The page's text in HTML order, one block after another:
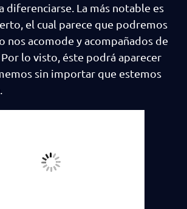
diferenciarse. La más notable es
el cual parece que podremos
nos acomode y acompañados de
lo visto, éste podrá aparecer
sin importar que estemos